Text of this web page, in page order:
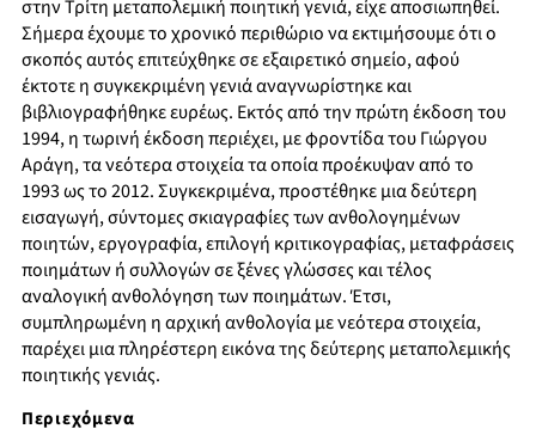
στην Τρίτη μεταπολεμική ποιητική γενιά, είχε αποσιωπηθεί.
Σήμερα έχουμε το χρονικό περιθώριο να εκτιμήσουμε ότι ο
σκοπός αυτός επιτεύχθηκε σε εξαιρετικό σημείο, αφού
έκτοτε η συγκεκριμένη γενιά αναγνωρίστηκε και
βιβλιογραφήθηκε ευρέως. Εκτός από την πρώτη έκδοση του
1994, η τωρινή έκδοση περιέχει, με φροντίδα του Γιώργου
Αράγη, τα νεότερα στοιχεία τα οποία προέκυψαν από το
1993 ως το 2012. Συγκεκριμένα, προστέθηκε μια δεύτερη
εισαγωγή, σύντομες σκιαγραφίες των ανθολογημένων
ποιητών, εργογραφία, επιλογή κριτικογραφίας, μεταφράσεις
ποιημάτων ή συλλογών σε ξένες γλώσσες και τέλος
αναλογική ανθολόγηση των ποιημάτων. Έτσι,
συμπληρωμένη η αρχική ανθολογία με νεότερα στοιχεία,
παρέχει μια πληρέστερη εικόνα της δεύτερης μεταπολεμικής
ποιητικής γενιάς.
Περιεχόμενα